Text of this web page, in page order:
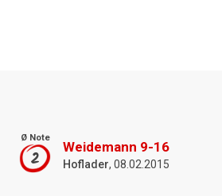
Ø Note
2
Weidemann 9-16
Hoflader, 08.02.2015